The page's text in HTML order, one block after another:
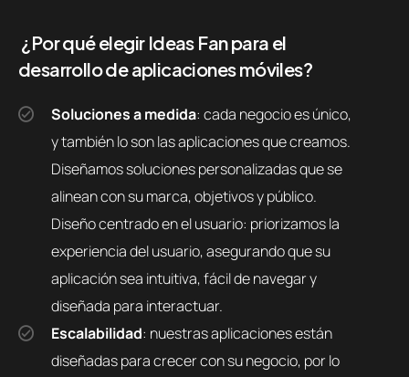
¿Por qué elegir Ideas Fan para el
desarrollo de aplicaciones móviles?
Soluciones a medida: cada negocio es único,
y también lo son las aplicaciones que creamos.
Diseñamos soluciones personalizadas que se
alinean con su marca, objetivos y público.
Diseño centrado en el usuario: priorizamos la
experiencia del usuario, asegurando que su
aplicación sea intuitiva, fácil de navegar y
diseñada para interactuar.
Escalabilidad: nuestras aplicaciones están
diseñadas para crecer con su negocio, por lo